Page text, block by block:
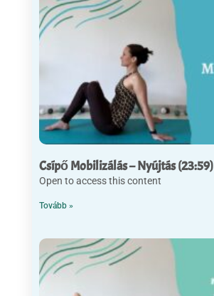
Csípő Mobilizálás – Nyújtás (23:59)
Open to access this content
Tovább »